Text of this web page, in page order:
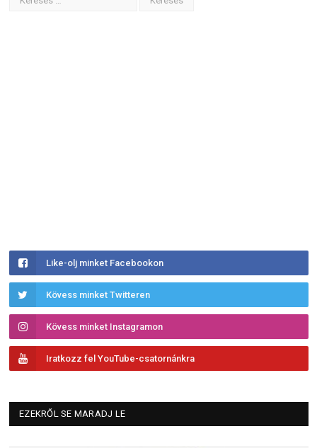
Like-olj minket Facebookon
Kövess minket Twitteren
Kövess minket Instagramon
Iratkozz fel YouTube-csatornánkra
EZEKRŐL SE MARADJ LE